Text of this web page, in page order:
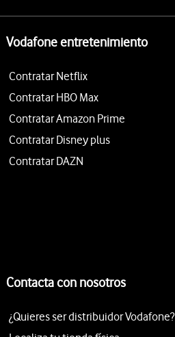
Vodafone entretenimiento
Contratar Netflix
Contratar HBO Max
Contratar Amazon Prime
Contratar Disney plus
Contratar DAZN
Contacta con nosotros
¿Quieres ser distribuidor Vodafone?